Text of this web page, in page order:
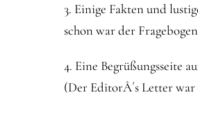
3. Einige Fakten und
schon war der
4. Eine Begrüßungsseite
(Der EditorÂ´s Letter